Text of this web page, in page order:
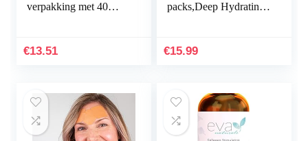
verpakking met 40
€13.51
packs,Deep Hydrating
Mask for Dull Dry
€15.99